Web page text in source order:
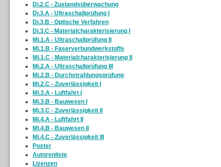
Di.2.C - Zustandsüberwachung
Di.3.A - Ultraschallprüfung I
Di.3.B - Optische Verfahren
Di.3.C - Materialcharakterisierung I
Mi.1.A - Ultraschallprüfung II
Mi.1.B - Faserverbundwerkstoffe
Mi.1.C - Materialcharakterisierung II
Mi.2.A - Ultraschallprüfung III
Mi.2.B - Durchstrahlungsprüfung
Mi.2.C - Zuverlässigkeit I
Mi.3.A - Luftfahrt I
Mi.3.B - Bauwesen I
Mi.3.C - Zuverlässigkeit II
Mi.4.A - Luftfahrt II
Mi.4.B - Bauwesen II
Mi.4.C - Zuverlässigkeit III
Poster
Autorenliste
Lizenzen